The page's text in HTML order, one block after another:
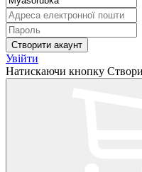
Увійти
Натискаючи кнопку